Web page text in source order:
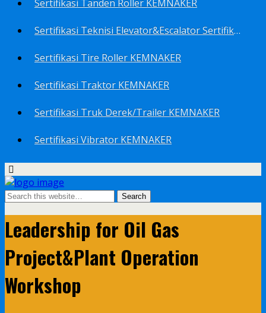
Sertifikasi Tanden Roller KEMNAKER
Sertifikasi Teknisi Elevator&Escalator Sertifikat Kemenaker KEMNAKER
Sertifikasi Tire Roller KEMNAKER
Sertifikasi Traktor KEMNAKER
Sertifikasi Truk Derek/Trailer KEMNAKER
Sertifikasi Vibrator KEMNAKER
Leadership for Oil Gas
Project&Plant Operation
Workshop